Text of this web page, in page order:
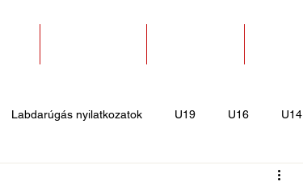
Labdarúgás nyilatkozatok U19 U16 U14
Kajak-Kenu